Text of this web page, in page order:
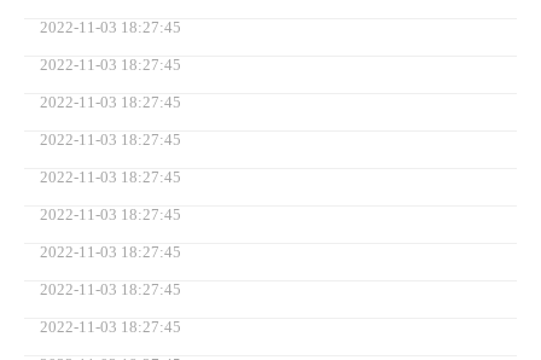
2022-11-03 18:27:45
2022-11-03 18:27:45
2022-11-03 18:27:45
2022-11-03 18:27:45
2022-11-03 18:27:45
2022-11-03 18:27:45
2022-11-03 18:27:45
2022-11-03 18:27:45
2022-11-03 18:27:45